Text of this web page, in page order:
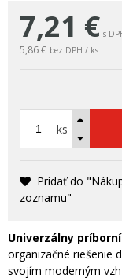
7,21 € s
5,86 € bez DPH / ks
ks
Pridať do
zoznamu"
Univerzálny p
organizačné riešenie
svojím moderným